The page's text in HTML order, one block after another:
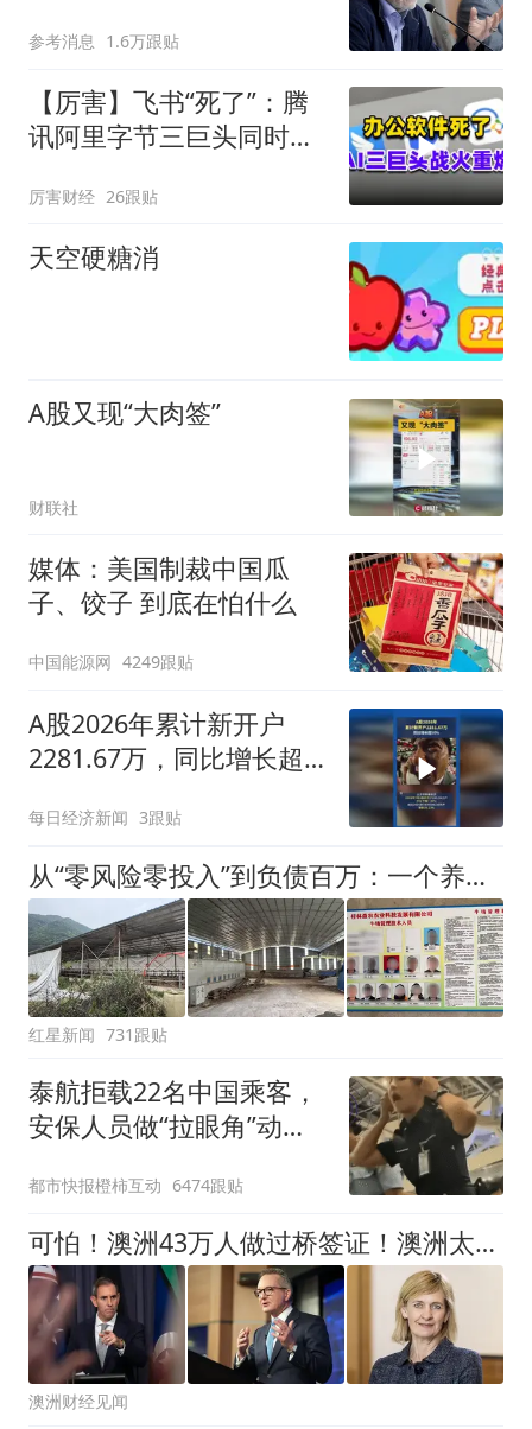
参考消息 1.6万跟贴
【厉害】飞书“死了”：腾
讯阿里字节三巨头同时掀
厉害财经 26跟贴
天空硬糖消
A股又现“大肉签”
财联社
媒体：美国制裁中国瓜
子、饺子 到底在怕什么
中国能源网 4249跟贴
A股2026年累计新开户
2281.67万，同比增长超
每日经济新闻 3跟贴
从“零风险零投入”到负债百万：一个养牛项目崩盘后，谁该为农户的贷款买单丨红星调查
红星新闻 731跟贴
泰航拒载22名中国乘客，
安保人员做“拉眼角”动
拒绝登机决定由航司作
出；亲历者：曾承诺免费
改签但没兑现
都市快报橙柿互动 6474跟贴
可怕！澳洲43万人做过桥签证！澳洲太惨了！近30万澳洲人无家可归！中国企业在澳洲疯狂扩张！
澳洲财经见闻